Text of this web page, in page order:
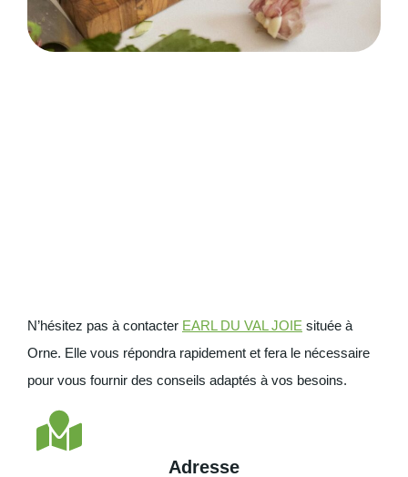
N’hésitez pas à contacter EARL DU VAL JOIE située à
Orne. Elle vous répondra rapidement et fera le nécessaire
pour vous fournir des conseils adaptés à vos besoins.
Adresse